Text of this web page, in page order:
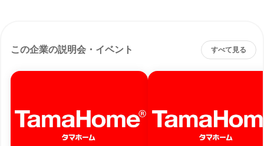
この企業の説明会・イベント すべて見る